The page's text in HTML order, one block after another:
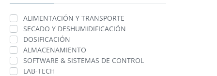
ALIMENTACIÓN Y TRANSPORTE
SECADO Y DESHUMIDIFICACIÓN
DOSIFICACIÓN
ALMACENAMIENTO
SOFTWARE & SISTEMAS DE CONTROL
LAB-TECH